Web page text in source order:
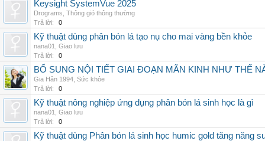
Keysight SystemVue 2025
Drograms Thông gió thông thường
Trả lời:
0
Kỹ thuật dùng phân bón lá tạo nụ cho mai vàng bền khỏe
nana01
Giao lưu
Trả lời:
0
BỔ SUNG NỘI TIẾT GIAI ĐOẠN MÃN KINH NHƯ THẾ
Gia Hân 1994 Sức khỏe
Trả lời:
0
Kỹ thuật nông nghiệp ứng dụng phân bón lá sinh học là gì
nana01
Giao lưu
Trả lời:
0
Kỹ thuật dùng Phân bón lá sinh học humic gold tăng năng